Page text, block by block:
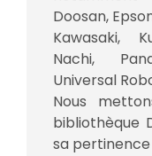
Doosan,
Kawasaki,
Nachi,
Universal
Nous
bibliothèque
sa